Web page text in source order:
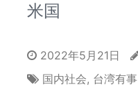
米国
2022年5月21日
国内社会, 台湾有事